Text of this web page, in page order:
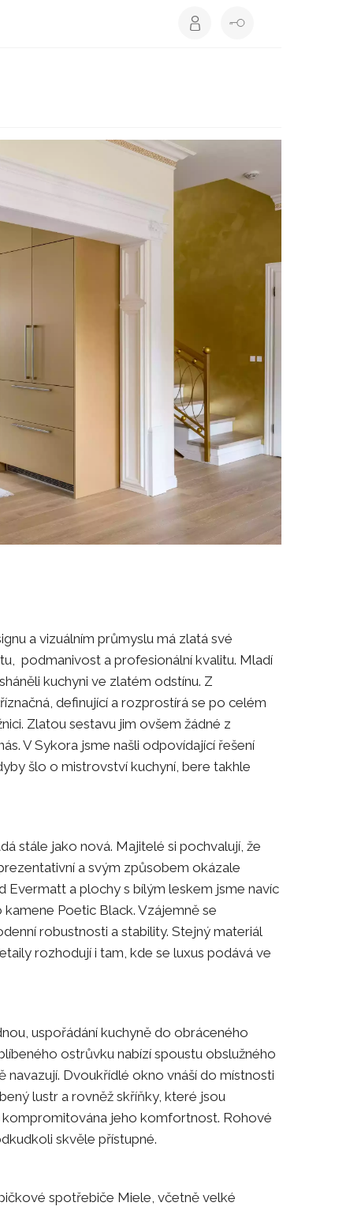
a vizuálním průmyslu má zlatá své
podmanivost a profesionální kvalitu. Mladí
kuchyni ve zlatém odstínu. Z
definující a rozprostírá se po celém
Zlatou sestavu jim ovšem žádné z
V Sykora jsme našli odpovídající řešení
šlo o mistrovství kuchyní, bere takhle
stále jako nová. Majitelé si pochvalují, že
a svým způsobem okázale
Evermatt a plochy s bílým leskem jsme navíc
Poetic Black. Vzájemně se
robustnosti a stability. Stejný materiál
rozhodují i tam, kde se luxus podává ve
uspořádání kuchyně do obráceného
ostrůvku nabízí spoustu obslužného
Dvoukřídlé okno vnáší do místnosti
lustr a rovněž skříňky, které jsou
jeho komfortnost. Rohové
skvěle přístupné.
spotřebiče Miele, včetně velké